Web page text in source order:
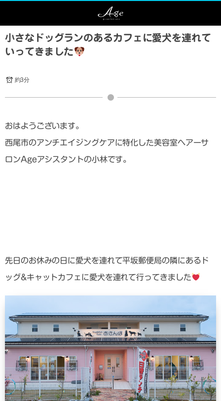
小さなドッグランのあるカフェに愛犬を連れて
いってきました
約3分
おはようございます。
西尾市のアンチエイジングケアに特化した美容室ヘアーサ
ロンAgeアシスタントの小林です。
先日のお休みの日に愛犬を連れて平坂郵便局の隣にあるド
ッグ&キャットカフェに愛犬を連れて行ってきました